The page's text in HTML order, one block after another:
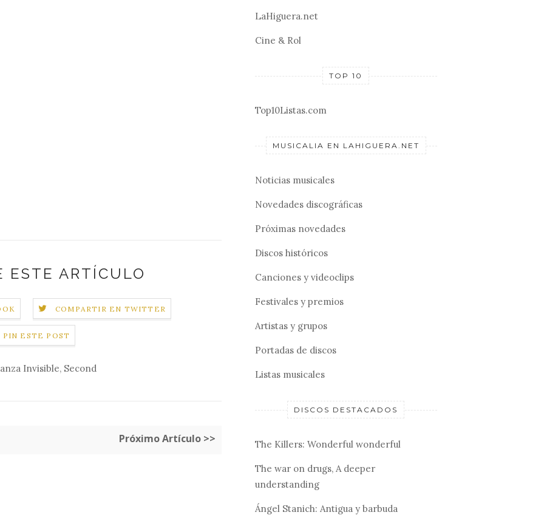
ESTE ARTÍCULO
COMPARTIR EN TWITTER
PIN ESTE POST
Invisible, Second
Próximo Artículo >>
LaHiguera.net
Cine & Rol
TOP 10
Top10Listas.com
MUSICALIA EN LAHIGUERA.NET
Noticias musicales
Novedades discográficas
Próximas novedades
Discos históricos
Canciones y videoclips
Festivales y premios
Artistas y grupos
Portadas de discos
Listas musicales
DISCOS DESTACADOS
The Killers: Wonderful wonderful
The war on drugs, A deeper
understanding
Ángel Stanich: Antigua y barbuda